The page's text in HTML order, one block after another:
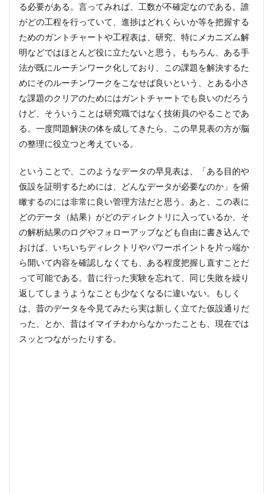
る必要がある。言ってみれば、工数が不確定なのである。誰
がどの工程を行っていて、進捗はどれくらいか等を把握する
ためのガントチャートや工程表は、研究、特にメカニズム解
明などではほとんど役に立たないと思う。もちろん、ある手
法が既にルーチンワーク化しており、この課題を解決するた
めにそのルーチンワークをこなせば良いという、とある小さ
な課題のクリアのためにはガントチャートでも良いのだろう
けど、そういうことは研究職ではなく技術員のやることであ
る。一度問題解決の体を成してきたら、この早見表の方が脳
の整理に役立つと考えている。
ということで、このようなデータの早見表は、「ある目的や
仮設を証明するためには、どんなデータが必要なのか」を俯
瞰するのには非常に良い管理方法だと思う。あと、この表に
どのデータ（結果）がどのディレクトリに入っているか、そ
の解析結果のログやフォローアップなども自由に書き込んで
おけば、いちいちディレクトリやパワーポイントを片っ端か
ら開いて内容を確認しなくても、ある程度把握し直すことだ
って可能である。昔に行った実験を忘れて、同じ失敗を繰り
返してしまうようなことも少なくなるに違いない。もしく
は、昔のデータを今見てみたら実は新しく立てた仮設通りだ
った、とか、昔はイマイチわからなかったことも、現在では
スッとつながったりする。